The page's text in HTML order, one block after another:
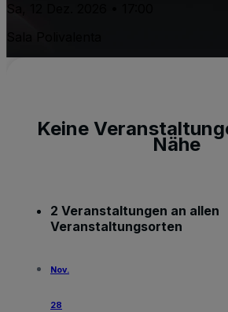
Sa, 12 Dez. 2026 • 17:00
Keine
Nähe
2 Veranstaltungen an allen
Veranstaltungsorten
Nov.
28